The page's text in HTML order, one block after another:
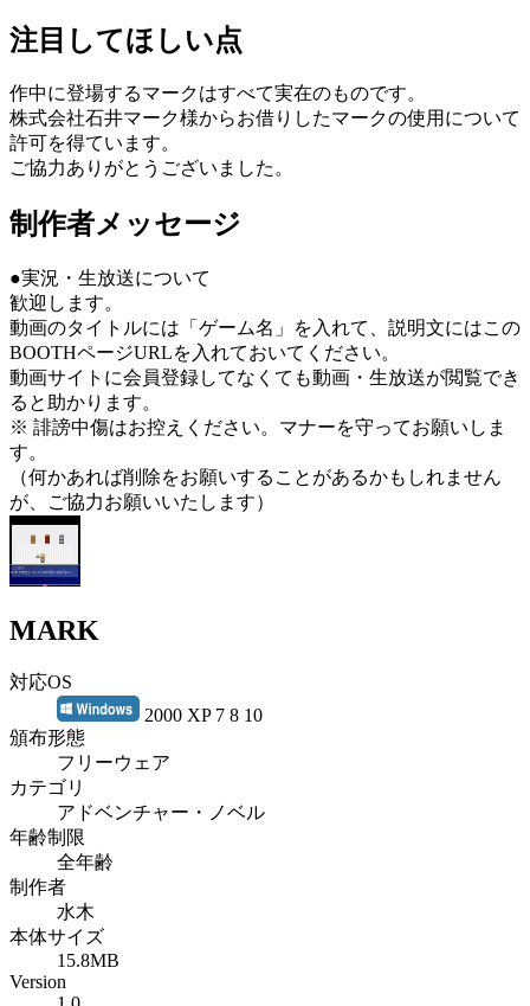
注目してほしい点
作中に登場するマークはすべて実在のものです。
株式会社石井マーク様からお借りしたマークの使用について
許可を得ています。
ご協力ありがとうございました。
制作者メッセージ
●実況・生放送について
歓迎します。
動画のタイトルには「ゲーム名」を入れて、説明文にはこの
BOOTHページURLを入れておいてください。
動画サイトに会員登録してなくても動画・生放送が閲覧でき
ると助かります。
※ 誹謗中傷はお控えください。マナーを守ってお願いしま
す。
（何かあれば削除をお願いすることがあるかもしれません
が、ご協力お願いいたします）
MARK
対応OS
2000 XP 7 8 10
頒布形態
フリーウェア
カテゴリ
アドベンチャー・ノベル
年齢制限
全年齢
制作者
水木
本体サイズ
15.8MB
Version